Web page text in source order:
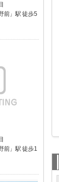
前」駅 徒歩5
前」駅 徒歩1